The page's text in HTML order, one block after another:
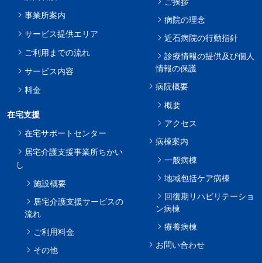
事業所案内
サービス提供エリア
ご利用までの流れ
サービス内容
料金
在宅支援
在宅サポートセンター
居宅介護支援事業所ちかい
し
施設概要
居宅介護支援サービスの
流れ
ご利用料金
その他
病院の理念
近石病院の行動指針
診療情報の提供及び個人
情報の保護
病院概要
概要
アクセス
病棟案内
一般病棟
地域包括ケア病棟
回復期リハビリテーショ
ン病棟
療養病棟
お問い合わせ